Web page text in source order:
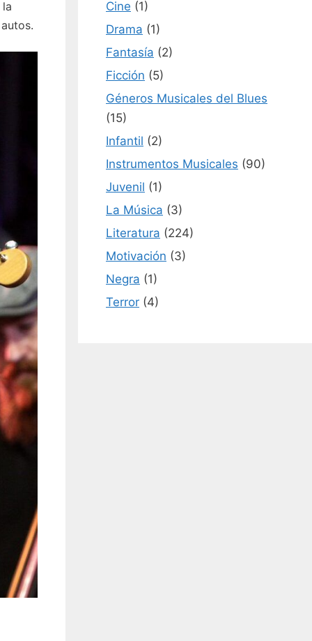
Cine (1)
Drama (1)
Fantasía (2)
Ficción (5)
Géneros Musicales del Blues
(15)
Infantil (2)
Instrumentos Musicales (90)
Juvenil (1)
La Música (3)
Literatura (224)
Motivación (3)
Negra (1)
Terror (4)